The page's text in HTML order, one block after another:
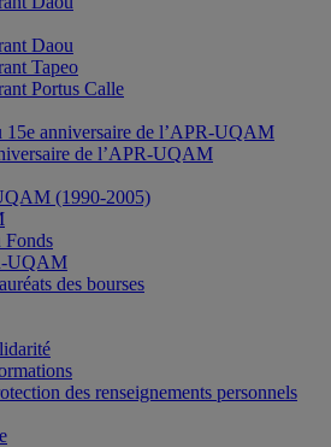
Daou
Tapeo
Portus Calle
15e anniversaire de l’APR-UQAM
de l’APR-UQAM
(1990-2005)
Fonds
UQAM
des bourses
des renseignements personnels